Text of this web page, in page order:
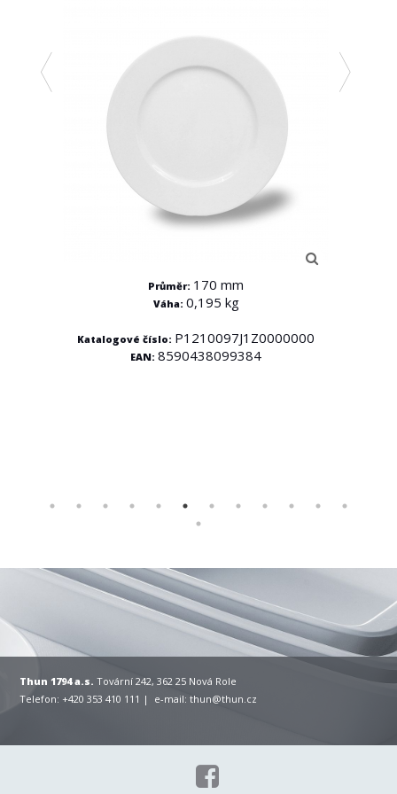
Průměr: 170 mm
Váha: 0,195 kg
Katalogové číslo: P1210097J1Z0000000
EAN:8590438099384
Thun 1794 a.s. Tovární 242, 362 25 Nová Role
Telefon: +420 353 410 111 | e-mail:thun@thun.cz